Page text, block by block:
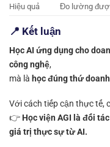
Hiệu quả
Đo lường
📍 Kết luận
Học AI ứng dụng cho
công nghệ,
mà là học đúng thứ
Với cách tiếp cận thực tế,
👉 Học viện AGI là đối
giá trị thực sự từ AI.